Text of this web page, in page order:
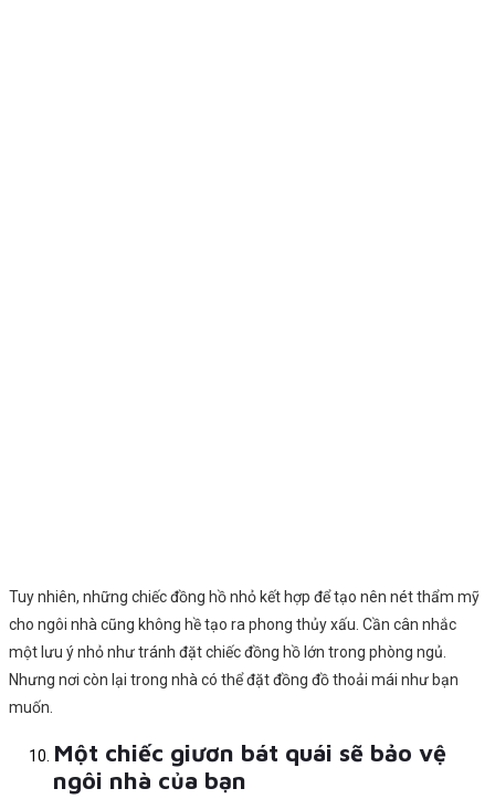
Tuy nhiên, những chiếc đồng hồ nhỏ kết hợp để tạo nên nét thẩm mỹ
cho ngôi nhà cũng không hề tạo ra phong thủy xấu. Cần cân nhắc
một lưu ý nhỏ như tránh đặt chiếc đồng hồ lớn trong phòng ngủ.
Nhưng nơi còn lại trong nhà có thể đặt đồng đồ thoải mái như bạn
muốn.
Một chiếc giươn bát quái sẽ bảo vệ
ngôi nhà của bạn